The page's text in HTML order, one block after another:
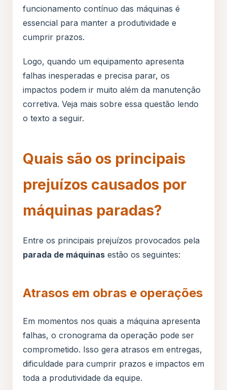
funcionamento contínuo das máquinas é
essencial para manter a produtividade e
cumprir prazos.
Logo, quando um equipamento apresenta
falhas inesperadas e precisa parar, os
impactos podem ir muito além da manutenção
corretiva. Veja mais sobre essa questão lendo
o texto a seguir.
Quais são os principais
prejuízos causados por
máquinas paradas?
Entre os principais prejuízos provocados pela
parada de máquinas estão os seguintes:
Atrasos em obras e operações
Em momentos nos quais a máquina apresenta
falhas, o cronograma da operação pode ser
comprometido. Isso gera atrasos em entregas,
dificuldade para cumprir prazos e impactos em
toda a produtividade da equipe.